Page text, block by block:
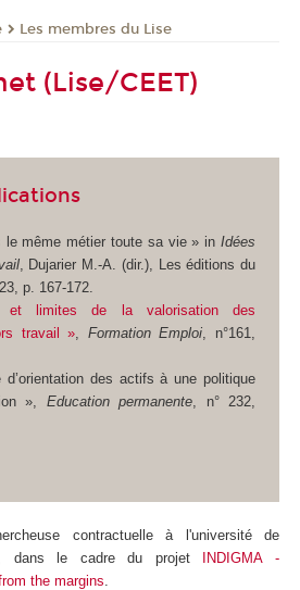
Les membres du Lise
(Lise/CEET)
le même métier toute sa vie » in Idées
, Dujarier M.-A. (dir.), Les éditions du
p. 167-172.
et limites de la valorisation des
travail », Formation Emploi, n°161,
d’orientation des actifs à une politique
», Education permanente, n° 232,
contractuelle à l'université de
dans le cadre du projet
INDIGMA -
the margins